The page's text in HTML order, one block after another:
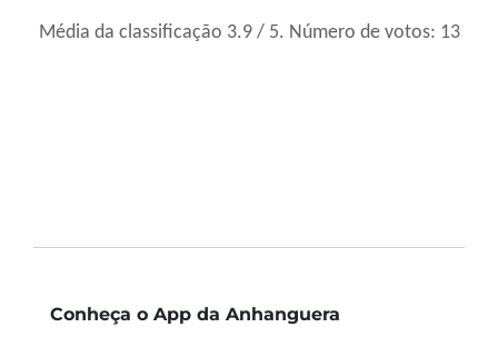
Média da classificação 3.9/ 5. Número de votos: 13
Conheça o App da Anhanguera